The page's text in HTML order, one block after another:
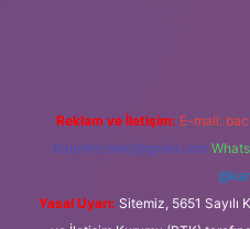
Reklam ve İletişim: E-mail:
forumhizmeti@gmail.com
Yasal Uyarı: Sitemiz, 5651